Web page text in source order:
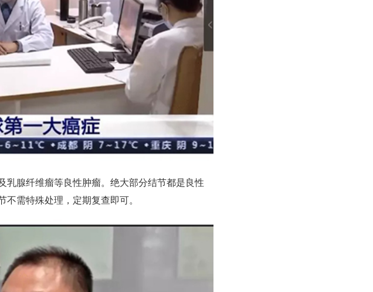
乳腺纤维瘤等良性肿瘤。绝大部分结节都是良性
需特殊处理，定期复查即可。